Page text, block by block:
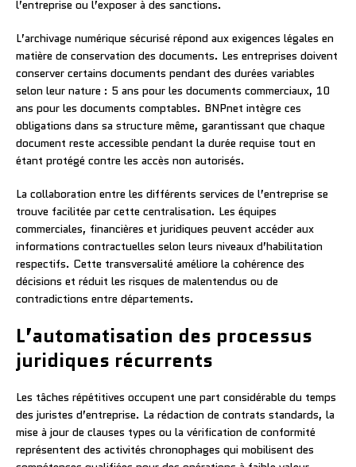
l’entreprise ou l’exposer à des sanctions.
L’archivage numérique sécurisé répond aux exigences légales en
matière de conservation des documents. Les entreprises doivent
conserver certains documents pendant des durées variables
selon leur nature : 5 ans pour les documents commerciaux, 10
ans pour les documents comptables. BNPnet intègre ces
obligations dans sa structure même, garantissant que chaque
document reste accessible pendant la durée requise tout en
étant protégé contre les accès non autorisés.
La collaboration entre les différents services de l’entreprise se
trouve facilitée par cette centralisation. Les équipes
commerciales, financières et juridiques peuvent accéder aux
informations contractuelles selon leurs niveaux d’habilitation
respectifs. Cette transversalité améliore la cohérence des
décisions et réduit les risques de malentendus ou de
contradictions entre départements.
L’automatisation des processus
juridiques récurrents
Les tâches répétitives occupent une part considérable du temps
des juristes d’entreprise. La rédaction de contrats standards, la
mise à jour de clauses types ou la vérification de conformité
représentent des activités chronophages qui mobilisent des